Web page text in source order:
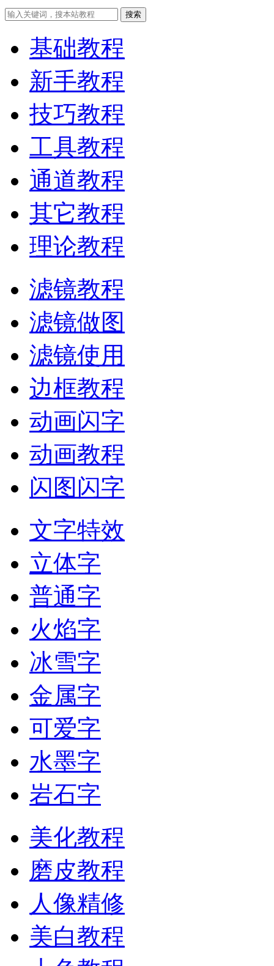
搜索
基础教程
新手教程
技巧教程
工具教程
通道教程
其它教程
理论教程
滤镜教程
滤镜做图
滤镜使用
边框教程
动画闪字
动画教程
闪图闪字
文字特效
立体字
普通字
火焰字
冰雪字
金属字
可爱字
水墨字
岩石字
美化教程
磨皮教程
人像精修
美白教程